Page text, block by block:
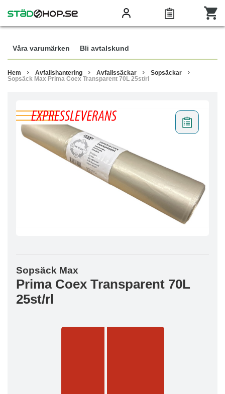
Våra varumärken Bli avtalskund
Hem Avfallshantering Avfallssäckar
Sopsäckar
Sopsäck Max Prima Coex Transparent 70L 25st/rl
Sopsäck Max
Prima Coex Transparent 70L
25st/rl